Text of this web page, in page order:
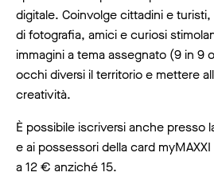
digitale. Coinvolge cittadini e
di fotografia, amici e curiosi
immagini a tema assegnato (9 in 9
occhi diversi il territorio e mettere
creatività.
È possibile iscriversi anche presso
e ai possessori della card
a 12 € anziché 15.